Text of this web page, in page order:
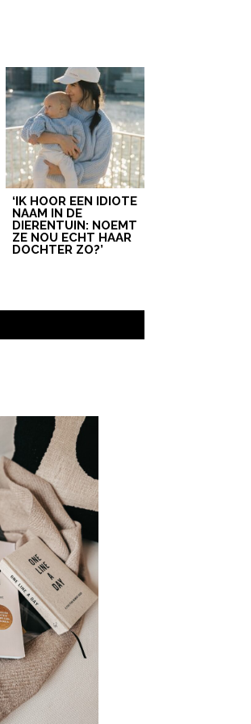
‘IK HOOR EEN IDIOTE
NAAM IN DE
DIERENTUIN: NOEMT
ZE NOU ECHT HAAR
DOCHTER ZO?’